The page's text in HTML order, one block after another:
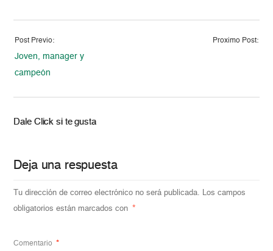
Post Previo:
Joven, manager y
campeón
Proximo Post:
Dale Click si te gusta
Deja una respuesta
Tu dirección de correo electrónico no será publicada. Los campos
obligatorios están marcados con *
Comentario *